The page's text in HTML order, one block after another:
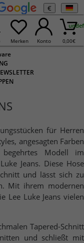
€
Merken Konto 0,00€
für Herren
angesagten Farben
begehrtes Modell im
Jeans. Diese Hose
und lässt sich zu
Mit ihrem modernen
Lee Luke Jeans vielen
Tapered-Schnitt
und schließt mit